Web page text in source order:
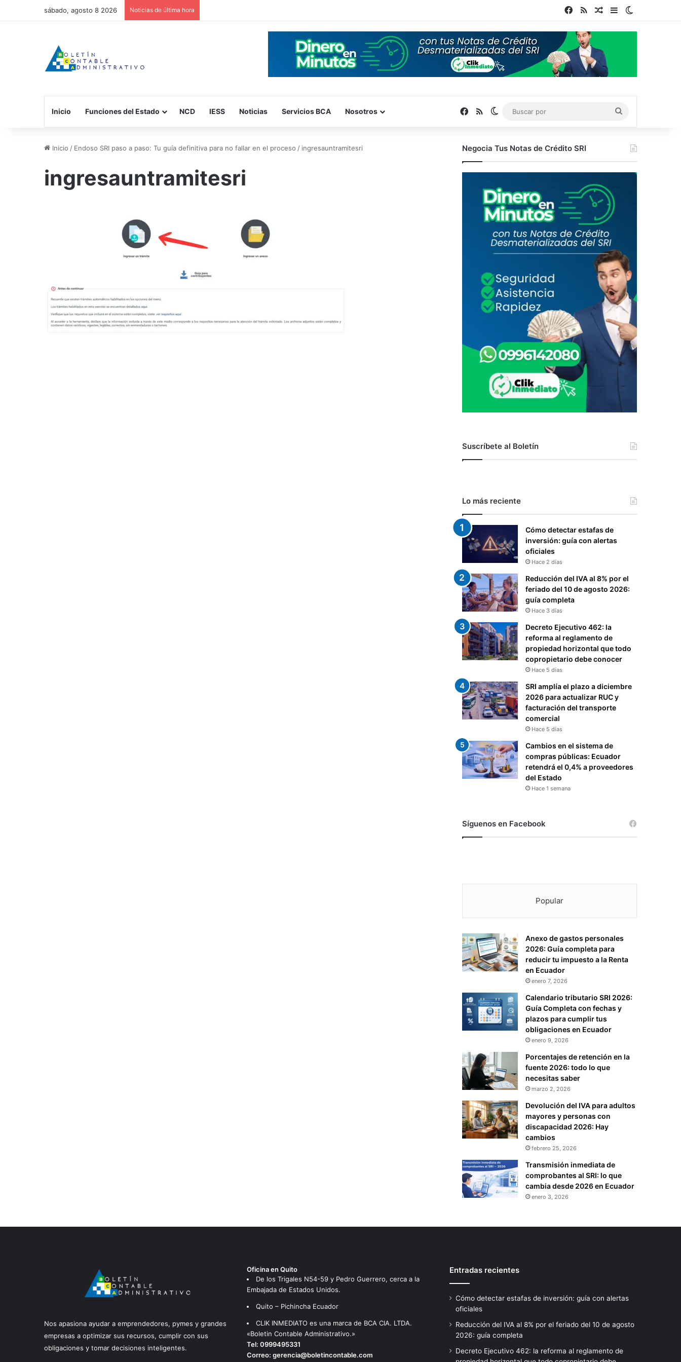
sábado, agosto 8 2026 Noticias de última hora Facebook
RSS Publicación al azar
Barra lateral
Inicio Funciones del Estado NCD IESS Noticias Servicios BCA Nosotros Facebook
RSS Switch skin
por
Inicio / Endoso SRI paso a paso: Tu guía definitiva para no fallar en el proceso / ingresauntramitesri
ingresauntramitesri
Negocia Tus Notas de Crédito SRI
Suscríbete al Boletín
Lo más reciente
Cómo detectar estafas de
inversión: guía con alertas
oficiales
Hace 2 días
Reducción del IVA al 8% por el
feriado del 10 de agosto 2026:
guía completa
Hace 3 días
Decreto Ejecutivo 462: la
reforma al reglamento de
propiedad horizontal que todo
copropietario debe conocer
Hace 5 días
SRI amplía el plazo a diciembre
2026 para actualizar RUC y
facturación del transporte
comercial
Hace 5 días
Cambios en el sistema de
compras públicas: Ecuador
retendrá el 0,4% a proveedores
del Estado
Hace 1 semana
Síguenos en Facebook
Popular
Anexo de gastos personales
2026: Guía completa para
reducir tu impuesto a la Renta
en Ecuador
enero 7, 2026
Calendario tributario SRI 2026:
Guía Completa con fechas y
plazos para cumplir tus
obligaciones en Ecuador
enero 9, 2026
Porcentajes de retención en la
fuente 2026: todo lo que
necesitas saber
marzo 2, 2026
Devolución del IVA para adultos
mayores y personas con
discapacidad 2026: Hay
cambios
febrero 25, 2026
Transmisión inmediata de
comprobantes al SRI: lo que
cambia desde 2026 en Ecuador
enero 3, 2026
Nos apasiona ayudar a emprendedores, pymes y grandes
empresas a optimizar sus recursos, cumplir con sus
obligaciones y tomar decisiones inteligentes.
Oficina en Quito
De los Trigales N54-59 y Pedro Guerrero, cerca a la
Embajada de Estados Unidos.
Quito – Pichincha Ecuador
CLIK INMEDIATO es una marca de BCA CIA. LTDA.
«Boletin Contable Administrativo.»
Tel: 0999495331
Correo: gerencia@boletincontable.com
Entradas recientes
Cómo detectar estafas de inversión: guía con alertas
oficiales
Reducción del IVA al 8% por el feriado del 10 de agosto
2026: guía completa
Decreto Ejecutivo 462: la reforma al reglamento de